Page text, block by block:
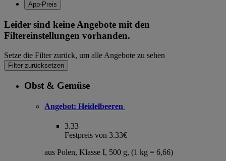
App-Preis
Leider sind keine Angebote mit den
Filtereinstellungen vorhanden.
Setze die Filter zurück, um alle Angebote zu sehen
Filter zurücksetzen
Obst & Gemüse
Angebot: Heidelbeeren
3.33
Festpreis von 3.33€
aus Polen, Klasse I, 500 g, (1 kg = 6,66)